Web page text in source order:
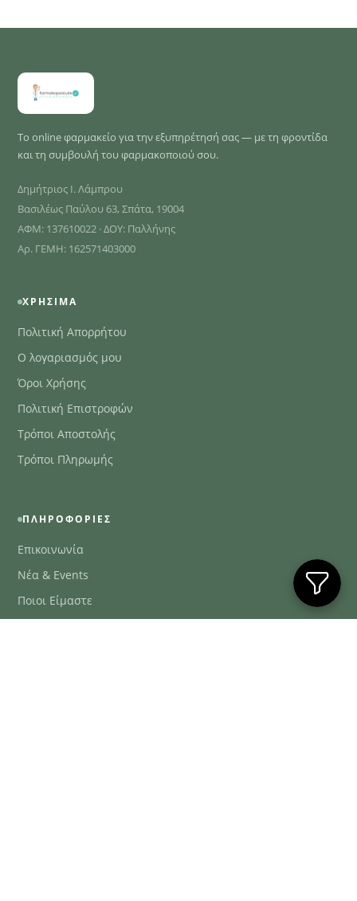
Το online φαρμακείο για την εξυπηρέτησή σας — με τη φροντίδα
και τη συμβουλή του φαρμακοποιού σου.
Δημήτριος Ι. Λάμπρου
Βασιλέως Παύλου 63, Σπάτα, 19004
ΑΦΜ: 137610022 · ΔΟΥ: Παλλήνης
Αρ. ΓΕΜΗ: 162571403000
ΧΡΉΣΙΜΑ
Πολιτική Απορρήτου
Ο λογαριασμός μου
Όροι Χρήσης
Πολιτική Επιστροφών
Τρόποι Αποστολής
Τρόποι Πληρωμής
ΠΛΗΡΟΦΟΡΊΕΣ
Επικοινωνία
Νέα & Events
Ποιοι Είμαστε